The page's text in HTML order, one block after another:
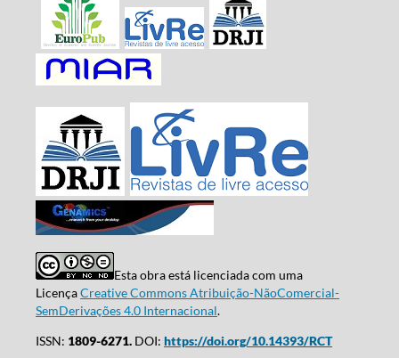
Esta obra está licenciada com uma
LicençaCreative Commons Atribuição-NãoComercial-
SemDerivações 4.0 Internacional.
ISSN: 1809-6271.DOI: https://doi.org/10.14393/RCT